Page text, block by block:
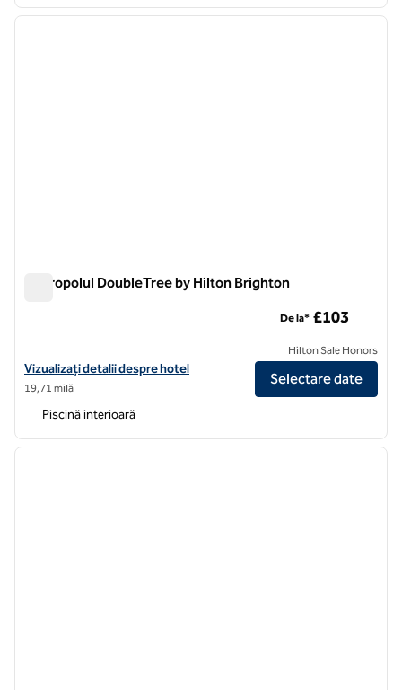
1 din 12
Metropolul DoubleTree by Hilton Brighton
Vizualizați detaliile hotelului pentru DoubleTree by Hilton Brighton
Vizualizați detalii despre hotel
19,71 milă
De la* £103
Hilton Sale Honors
Selectare date
Piscină interioară
1 din 12